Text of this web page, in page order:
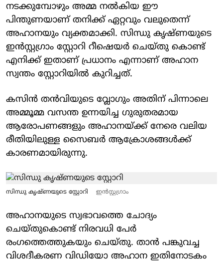
നടക്കുമ്പോഴും അമ്മ നൽകിയ ഈ
പിന്തുണയാണ് തനിക്ക് ഏറ്റവും വലുതെന്ന്
അഹാനയും വ്യക്തമാക്കി. സിന്ധു കൃഷ്ണയുടെ
ഇൻസ്റ്റഗ്രാം സ്റ്റോറി റീഷെയർ ചെയ്തു കൊണ്ട്
എനിക്ക് ഇതാണ് പ്രധാനം എന്നാണ് അഹാന
സ്വന്തം സ്റ്റോറിയിൽ കുറിച്ചത്.
കസിൻ തൻവിയുടെ വ്ലോഗും അതിന് പിന്നാലെ
അമ്മൂമ്മ വസന്ത ഉന്നയിച്ച ഗുരുതരമായ
ആരോപണങ്ങളും അഹാനയ്ക്ക് നേരെ വലിയ
രീതിയിലുള്ള സൈബർ ആക്രോശങ്ങൾക്ക്
കാരണമായിരുന്നു.
സിന്ധു കൃഷ്ണയുടെ സ്റ്റോറി ഇൻസ്റ്റ​ഗ്രാം
അഹാനയുടെ സ്വഭാവത്തെ ചോദ്യം
ചെയ്തുകൊണ്ട് നിരവധി പേർ
രംഗത്തെത്തുകയും ചെയ്തു. താൻ പങ്കുവച്ച
വിശദീകരണ വിഡിയോ അഹാന ഇതിനോടകം